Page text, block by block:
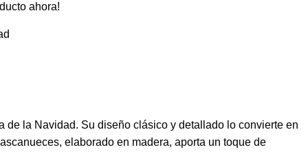
ahora!
la Navidad. Su diseño clásico y detallado lo convierte en
elaborado en madera, aporta un toque de